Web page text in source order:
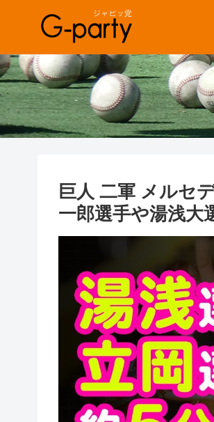
巨人 二軍 メルセ
一郎選手や湯浅大